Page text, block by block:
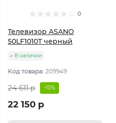
0
Телевизор ASANO
50LF1010T черный
В наличии
Код товара: 209949
24 611 р -10%
22 150 р